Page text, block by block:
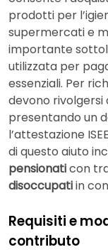
prodotti per
supermercati e
importante
utilizzata per
essenziali. Per
devono rivolgersi
presentando un
l’attestazione
di questo aiuto
pensionaticon
disoccupatiin
Requisiti e
contributo